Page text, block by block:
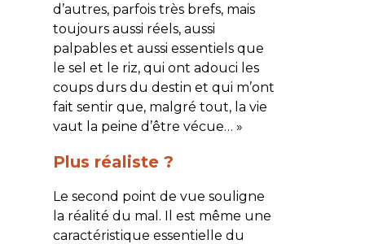
d’autres, parfois très brefs, mais
toujours aussi réels, aussi
palpables et aussi essentiels que
le sel et le riz, qui ont adouci les
coups durs du destin et qui m’ont
fait sentir que, malgré tout, la vie
vaut la peine d’être vécue… »
Plus réaliste ?
Le second point de vue souligne
la réalité du mal. Il est même une
caractéristique essentielle du